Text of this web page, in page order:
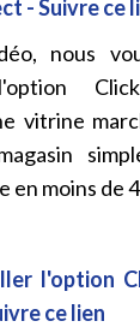
- Suivre ce
nous
vitrine
moins de
l'option
ce lien